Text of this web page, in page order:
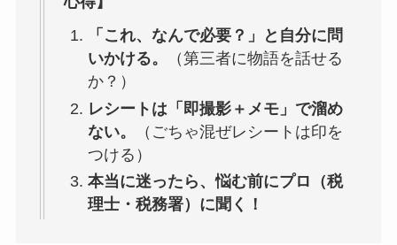
「これ、なんで必要？」と自分に問
いかける。
（第三者に物語を話せる
か？）
レシートは「即撮影＋メモ」で溜め
ない。
（ごちゃ混ぜレシートは印を
つける）
本当に迷ったら、悩む前にプロ（税
理士・税務署）に聞く！